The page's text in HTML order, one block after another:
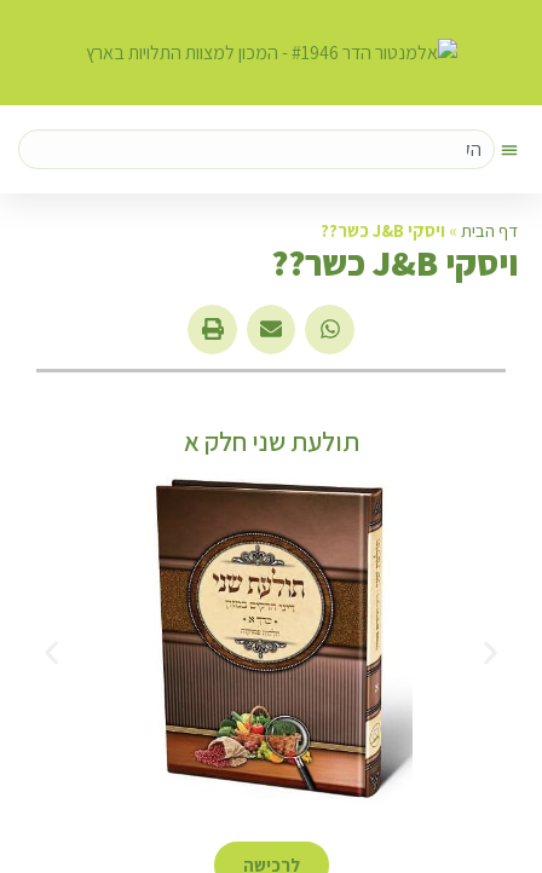
דף הבית » ויסקי J&B כשר??
ויסקי J&B כשר??
תולעת שני חלק א
לרכישה